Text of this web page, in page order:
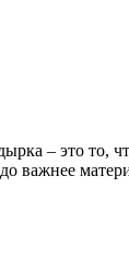
– это то,
важнее